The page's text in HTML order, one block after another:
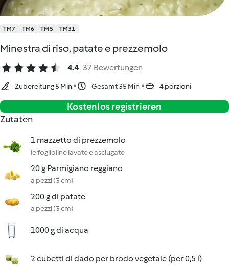
TM7 TM6 TM5 TM31
Minestra di riso, patate e prezzemolo
4.4 37 Bewertungen
Zubereitung 5 Min Gesamt 35 Min 4 porzioni
Kostenlos registrieren
Zutaten
1 mazzetto di prezzemolo
le foglioline lavate e asciugate
20 g Parmigiano reggiano
a pezzi (3 cm)
200 g di patate
a pezzi (3 cm)
1000 g di acqua
2 cubetti di dado per brodo vegetale (per 0,5 l)